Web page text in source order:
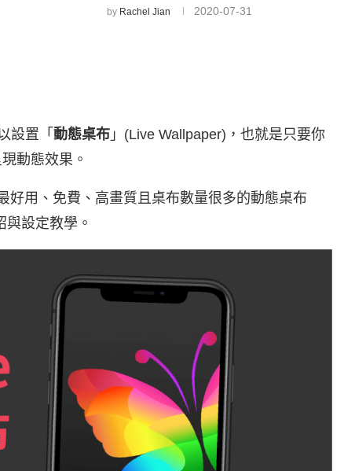
by Rachel Jian 2020-07-31
設置「 動態桌布 」(Live Wallpaper)，也就是只要你
動態效果。
好用、免費、高畫質且桌布數量很多的動態桌布
設定教學。